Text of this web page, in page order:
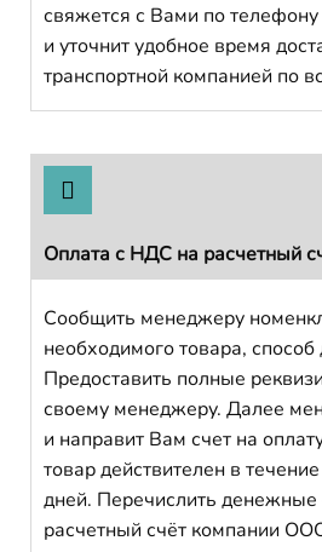
свяжется с Вами по телефону
и уточнит удобное время
транспортной компанией по
Оплата с НДС на расчетный
Сообщить менеджеру
необходимого товара, способ
Предоставить полные
своему менеджеру. Далее
и направит Вам счет на
товар действителен в
дней. Перечислить денежные
расчетный счёт компании